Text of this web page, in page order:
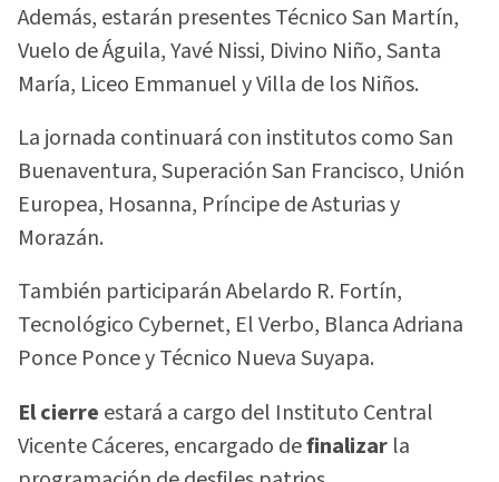
Además, estarán presentes Técnico San Martín,
Vuelo de Águila, Yavé Nissi, Divino Niño, Santa
María, Liceo Emmanuel y Villa de los Niños.
La jornada continuará con institutos como San
Buenaventura, Superación San Francisco, Unión
Europea, Hosanna, Príncipe de Asturias y
Morazán.
También participarán Abelardo R. Fortín,
Tecnológico Cybernet, El Verbo, Blanca Adriana
Ponce Ponce y Técnico Nueva Suyapa.
El cierre estará a cargo del Instituto Central
Vicente Cáceres, encargado definalizar la